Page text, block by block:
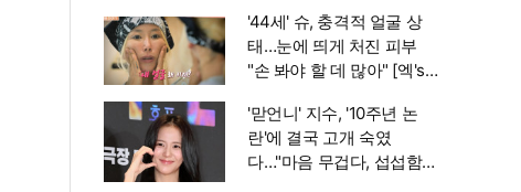
'44세' 슈, 충격적 얼굴 상
태…눈에 띄게 처진 피부
"손 봐야 할 데 많아" [엑's
'맏언니' 지수, '10주년 논
란'에 결국 고개 숙였
다…"마음 무겁다, 섭섭함